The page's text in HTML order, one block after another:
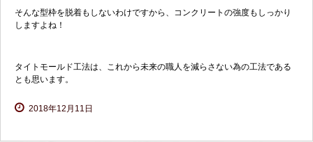
そんな型枠を脱着もしないわけですから、コンクリートの強度もしっかり
しますよね！
タイトモールド工法は、これから未来の職人を減らさない為の工法である
とも思います。
2018年12月11日